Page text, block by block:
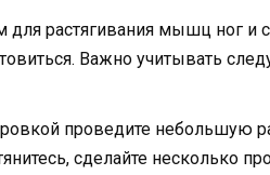
растягивания мышц ног и
Важно учитывать
проведите небольшую
сделайте несколько